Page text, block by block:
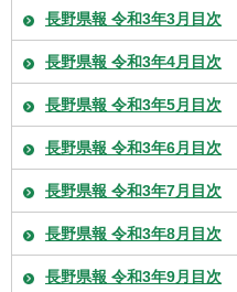
長野県報 令和3年3月目次
長野県報 令和3年4月目次
長野県報 令和3年5月目次
長野県報 令和3年6月目次
長野県報 令和3年7月目次
長野県報 令和3年8月目次
長野県報 令和3年9月目次